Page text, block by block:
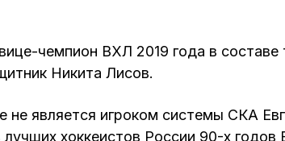
чемпион ВХЛ 2019 года в составе
Никита Лисов.
не является игроком системы СКА
хоккеистов России 90-х годов